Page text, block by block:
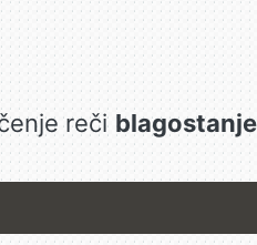
reči blagostanje